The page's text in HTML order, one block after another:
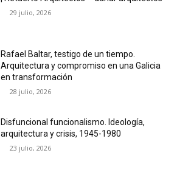
29 julio, 2026
Rafael Baltar, testigo de un tiempo.
Arquitectura y compromiso en una Galicia
en transformación
28 julio, 2026
Disfuncional funcionalismo. Ideología,
arquitectura y crisis, 1945-1980
23 julio, 2026